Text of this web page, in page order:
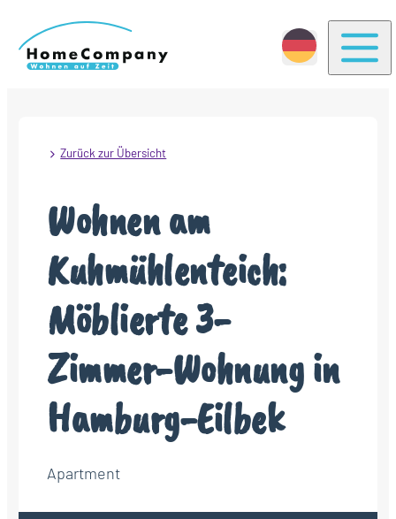
Zurück zur Übersicht
Wohnen am
Kuhmühlenteich:
Möblierte 3-
Zimmer-Wohnung in
Hamburg-Eilbek
Apartment